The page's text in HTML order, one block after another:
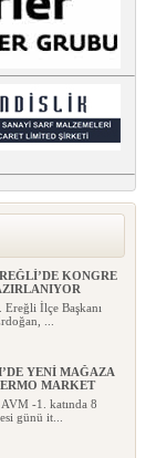
KONGRE
İlçe Başkanı
...
YENİ MAĞAZA
MARKET
-1. katında 8
günü it...